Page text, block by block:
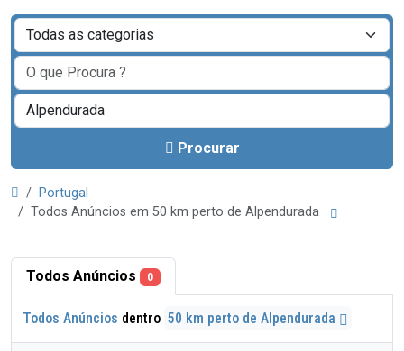
Procurar
Portugal
Todos Anúncios em 50 km perto de Alpendurada
Todos Anúncios 0
Todos Anúncios dentro 50 km perto de Alpendurada